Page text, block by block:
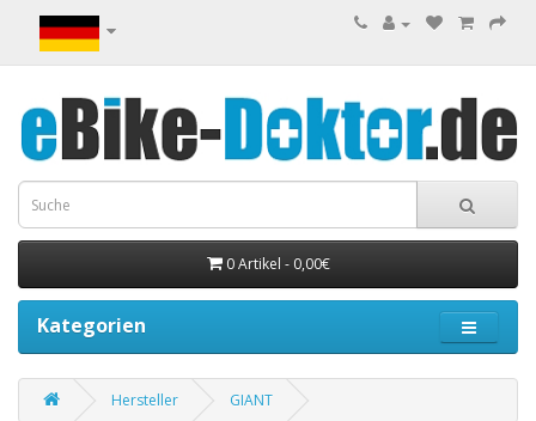
0 Artikel - 0,00€
Kategorien
Hersteller GIANT